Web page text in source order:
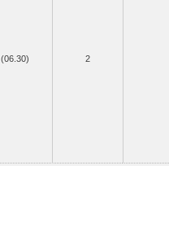
(06.30) 2